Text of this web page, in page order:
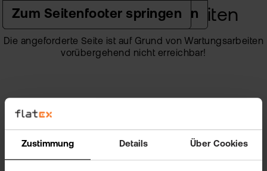
Zustimmung Details Über Cookies
Zur Hauptnavigation springen
Zum Seiteninhalt springen
Zum Seitenfooter springen
Kurze Wartungsarbeiten
Die angeforderte Seite ist auf Grund von Wartungsarbeiten
vorübergehend nicht erreichbar!